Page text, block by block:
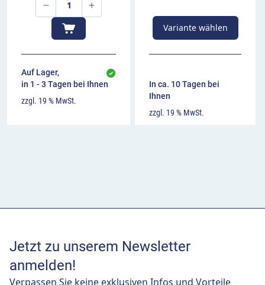
Auf Lager,
in 1 - 3 Tagen bei Ihnen
zzgl. 19 % MwSt.
Variante wählen
In ca. 10 Tagen bei
Ihnen
zzgl. 19 % MwSt.
Jetzt zu unserem Newsletter
anmelden!
Verpassen Sie keine exklusiven Infos und Vorteile